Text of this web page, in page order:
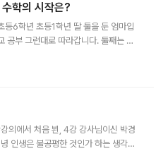
학의 시작은?
등6학년 초등1학년 딸 둘을 둔 엄마입
공부 그런대로 따라갑니다. 둘째는 정
↳Re: 어릴 때부터 수학에 대한 첫인
발견하고 그걸 수학적으로 표현할
또다른 언어입니다. 그래서 수학은 활
고 생각합니다. 초등1 수준에 맞는 수
의에서 처음 뵌, 4강 강사님이신 박경
인생은 불공평한 것인가 하는 생각이